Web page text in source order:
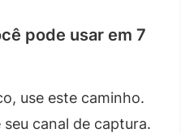
pode usar em 7
use este caminho.
canal de captura.